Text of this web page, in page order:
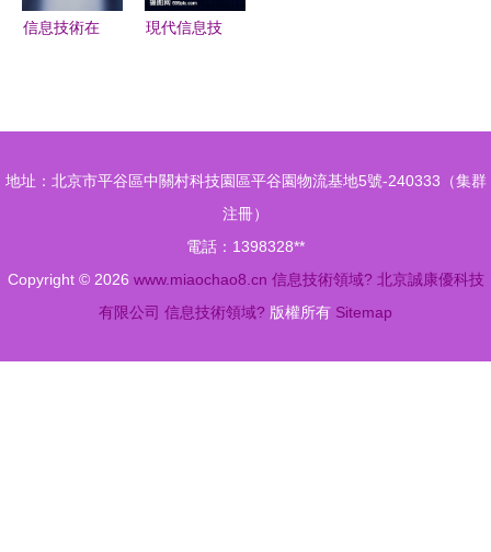
信息技術在
現代信息技
地址：北京市平谷區中關村科技園區平谷園物流基地5號-240333（集群
注冊）
電話：1398328**
Copyright © 2026 www.miaochao8.cn 信息技術領域? 北京誠康優科技
有限公司 信息技術領域? 版權所有 Sitemap